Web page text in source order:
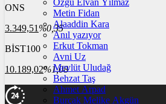
ONS
3.349,51 %0,35
BİST100
10.189,02%1,08
Özgü Elvan Yılmaz
Metin Fidan
Alaaddin Kara
Anıl yazıyor
Erkut Tokman
Avni Uz
Mevlüt Uludağ
Behzat Taş
Ahmet Arpad
Burçak Melike Akgün